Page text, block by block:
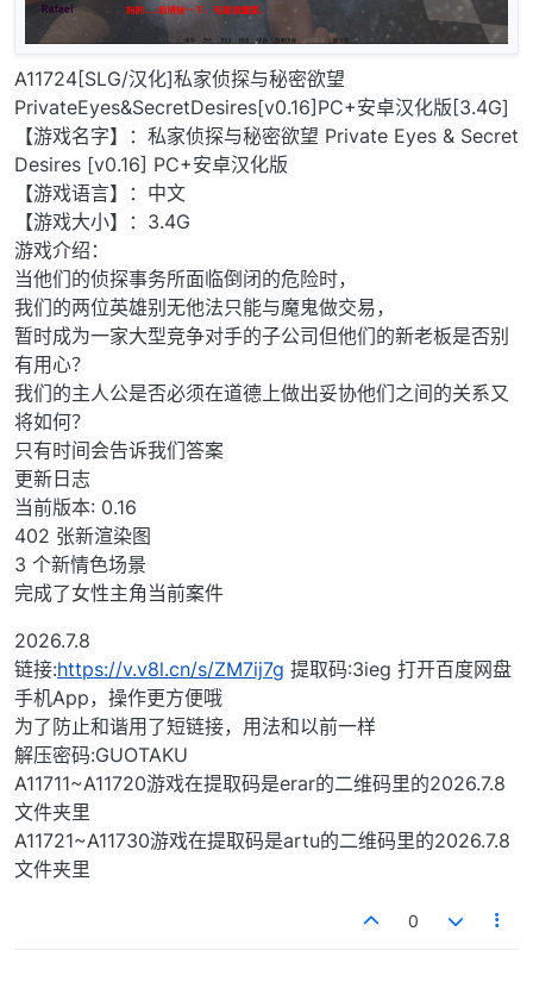
A11724[SLG/汉化]私家侦探与秘密欲望
PrivateEyes&SecretDesires[v0.16]PC+安卓汉化版[3.4G]
【游戏名字】：私家侦探与秘密欲望 Private Eyes & Secret
Desires [v0.16] PC+安卓汉化版
【游戏语言】：中文
【游戏大小】：3.4G
游戏介绍：
当他们的侦探事务所面临倒闭的危险时，
我们的两位英雄别无他法只能与魔鬼做交易，
暂时成为一家大型竞争对手的子公司但他们的新老板是否别
有用心？
我们的主人公是否必须在道德上做出妥协他们之间的关系又
将如何？
只有时间会告诉我们答案
更新日志
当前版本: 0.16
402 张新渲染图
3 个新情色场景
完成了女性主角当前案件
2026.7.8
链接:https://v.v8l.cn/s/ZM7ij7g 提取码:3ieg 打开百度网盘
手机App，操作更方便哦
为了防止和谐用了短链接，用法和以前一样
解压密码:GUOTAKU
A11711~A11720游戏在提取码是erar的二维码里的2026.7.8
文件夹里
A11721~A11730游戏在提取码是artu的二维码里的2026.7.8
文件夹里
0